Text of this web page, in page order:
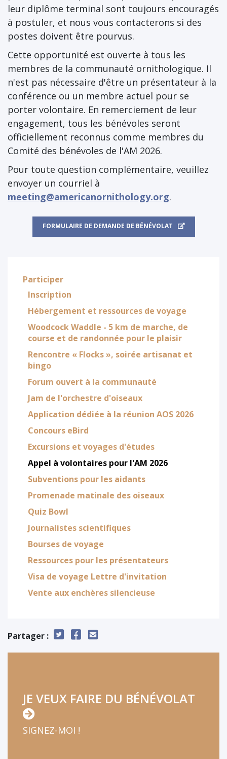
leur diplôme terminal sont toujours encouragés
à postuler, et nous vous contacterons si des
postes doivent être pourvus.
Cette opportunité est ouverte à tous les
membres de la communauté ornithologique. Il
n'est pas nécessaire d'être un présentateur à la
conférence ou un membre actuel pour se
porter volontaire. En remerciement de leur
engagement, tous les bénévoles seront
officiellement reconnus comme membres du
Comité des bénévoles de l'AM 2026.
Pour toute question complémentaire, veuillez
envoyer un courriel à
meeting@americanornithology.org.
FORMULAIRE DE DEMANDE DE BÉNÉVOLAT
Participer
Inscription
Hébergement et ressources de voyage
Woodcock Waddle - 5 km de marche, de
course et de randonnée pour le plaisir
Rencontre « Flocks », soirée artisanat et
bingo
Forum ouvert à la communauté
Jam de l'orchestre d'oiseaux
Application dédiée à la réunion AOS 2026
Concours eBird
Excursions et voyages d'études
Appel à volontaires pour l'AM 2026
Subventions pour les aidants
Promenade matinale des oiseaux
Quiz Bowl
Journalistes scientifiques
Bourses de voyage
Ressources pour les présentateurs
Visa de voyage Lettre d'invitation
Vente aux enchères silencieuse
Partager :
JE VEUX FAIRE DU BÉNÉVOLAT
SIGNEZ-MOI !